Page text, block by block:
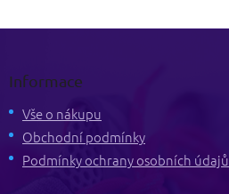
Informace
Vše o nákupu
Obchodní podmínky
Podmínky ochrany osobních údajů